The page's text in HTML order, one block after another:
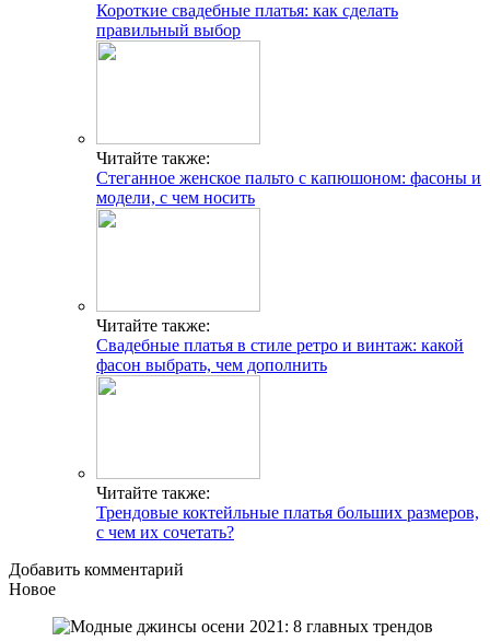
Короткие свадебные платья: как сделать
правильный выбор
Читайте также:
Стеганное женское пальто с капюшоном: фасоны и
модели, с чем носить
Читайте также:
Свадебные платья в стиле ретро и винтаж: какой
фасон выбрать, чем дополнить
Читайте также:
Трендовые коктейльные платья больших размеров,
с чем их сочетать?
Добавить комментарий
Новое